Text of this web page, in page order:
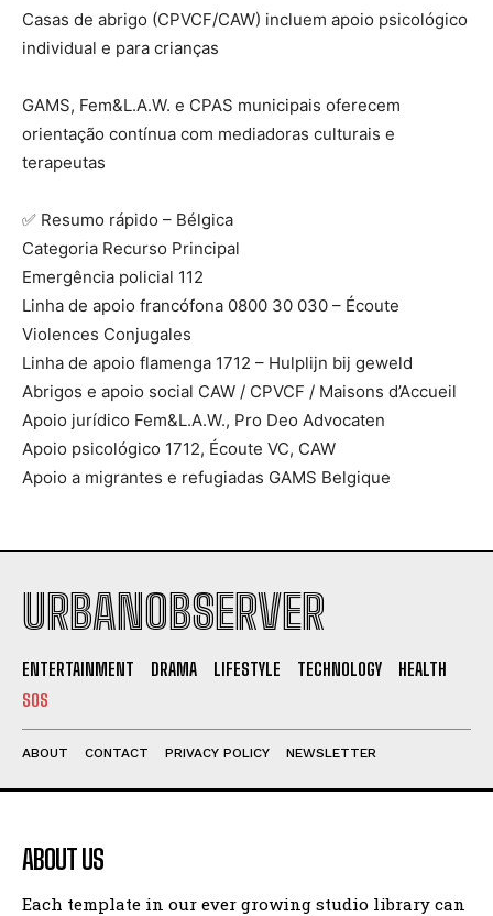
Casas de abrigo (CPVCF/CAW) incluem apoio psicológico
individual e para crianças
GAMS, Fem&L.A.W. e CPAS municipais oferecem
orientação contínua com mediadoras culturais e
terapeutas
✅ Resumo rápido – Bélgica
Categoria Recurso Principal
Emergência policial 112
Linha de apoio francófona 0800 30 030 – Écoute
Violences Conjugales
Linha de apoio flamenga 1712 – Hulplijn bij geweld
Abrigos e apoio social CAW / CPVCF / Maisons d’Accueil
Apoio jurídico Fem&L.A.W., Pro Deo Advocaten
Apoio psicológico 1712, Écoute VC, CAW
Apoio a migrantes e refugiadas GAMS Belgique
URBANOBSERVER
ENTERTAINMENT DRAMA LIFESTYLE TECHNOLOGY
HEALTH
SOS
ABOUT CONTACT PRIVACY POLICY NEWSLETTER
ABOUT US
Each template in our ever growing studio library can